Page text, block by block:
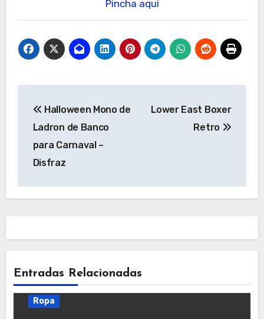
Pincha aqui
de
entradas
Halloween Mono de
Ladron de Banco
para Carnaval –
Disfraz
Lower East Boxer
Retro
Entradas Relacionadas
Ropa